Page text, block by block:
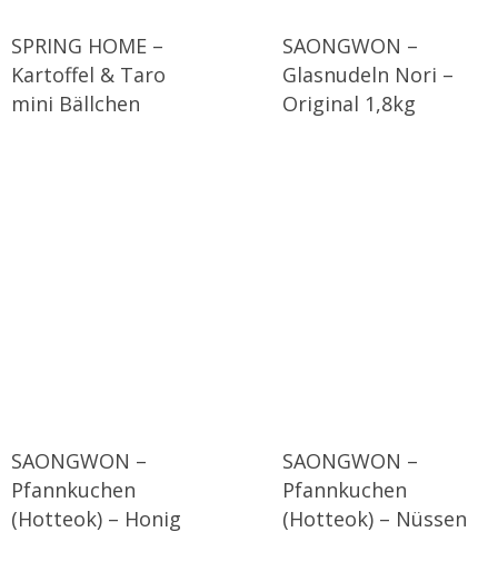
SPRING HOME –
Kartoffel & Taro
mini Bällchen
SAONGWON –
Glasnudeln Nori –
Original 1,8kg
SAONGWON –
Pfannkuchen
(Hotteok) – Honig
SAONGWON –
Pfannkuchen
(Hotteok) – Nüssen